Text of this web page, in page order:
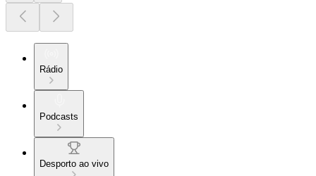
Rádio
Podcasts
Desporto ao vivo